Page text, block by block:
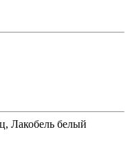
Лакобель белый